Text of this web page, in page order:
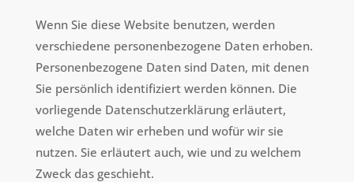
Wenn Sie diese Website benutzen, werden
verschiedene personenbezogene Daten erhoben.
Personenbezogene Daten sind Daten, mit denen
Sie persönlich identifiziert werden können. Die
vorliegende Datenschutzerklärung erläutert,
welche Daten wir erheben und wofür wir sie
nutzen. Sie erläutert auch, wie und zu welchem
Zweck das geschieht.